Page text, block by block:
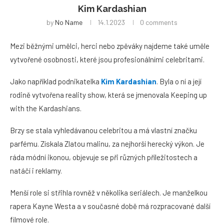
Kim Kardashian
by No Name 14.1.2023 0 comments
Mezi běžnými umělci, herci nebo zpěváky najdeme také uměle
vytvořené osobnosti, které jsou profesionálními celebritami.
Jako například podnikatelka Kim Kardashian. Byla o ní a její
rodině vytvořena reality show, která se jmenovala Keeping up
with the Kardashians.
Brzy se stala vyhledávanou celebritou a má vlastní značku
parfému. Získala Zlatou malinu, za nejhorší herecký výkon. Je
ráda módní ikonou, objevuje se při různých příležitostech a
natáčí i reklamy.
Menší role si střihla rovněž v několika seriálech. Je manželkou
rapera Kayne Westa a v současné době má rozpracované další
filmové role.